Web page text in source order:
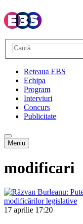
Reteaua EBS
Echipa
Program
Interviuri
Concurs
Publicitate
Meniu
modificari
17 aprilie 17:20